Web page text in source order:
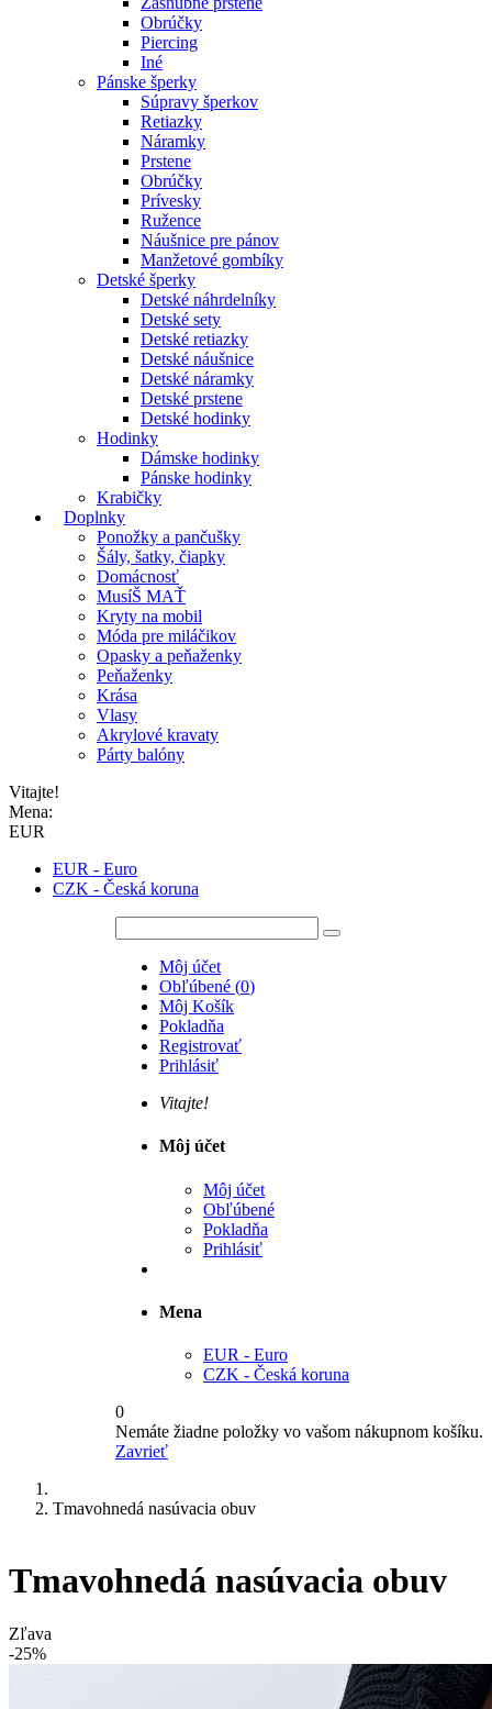
Obrúčky
Piercing
Iné
Pánske šperky
Súpravy šperkov
Retiazky
Náramky
Prstene
Obrúčky
Prívesky
Ružence
Náušnice pre pánov
Manžetové gombíky
Detské šperky
Detské náhrdelníky
Detské sety
Detské retiazky
Detské náušnice
Detské náramky
Detské prstene
Detské hodinky
Hodinky
Dámske hodinky
Pánske hodinky
Krabičky
Doplnky
Ponožky a pančušky
Šály, šatky, čiapky
Domácnosť
MusíŠ MAŤ
Kryty na mobil
Móda pre miláčikov
Opasky a peňaženky
Peňaženky
Krása
Vlasy
Akrylové kravaty
Párty balóny
Vitajte!
Mena:
EUR
EUR - Euro
CZK - Česká koruna
Môj účet
Obľúbené (0)
Môj Košík
Pokladňa
Registrovať
Prihlásiť
Vitajte!
Môj účet
Môj účet
Obľúbené
Pokladňa
Prihlásiť
Mena
EUR - Euro
CZK - Česká koruna
0
Nemáte žiadne položky vo vašom nákupnom košíku.
Zavrieť
Tmavohnedá nasúvacia obuv
Tmavohnedá nasúvacia obuv
Zľava
-25%